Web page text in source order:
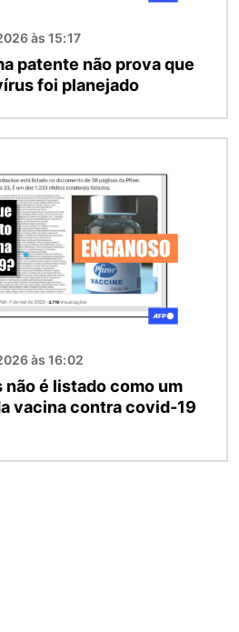
às 15:17
patente não prova que
foi planejado
às 16:02
não é listado como um
vacina contra covid-19